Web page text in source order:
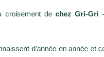
croisement de chez Gri-Gri-
d’année en année et